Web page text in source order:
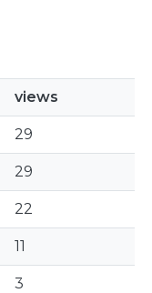
views
29
29
22
11
3